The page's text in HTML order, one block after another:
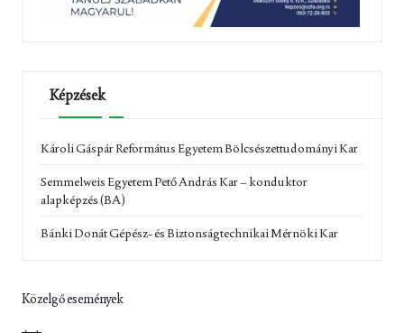
Képzések
Károli Gáspár Református Egyetem Bölcsészettudományi Kar
Semmelweis Egyetem Pető András Kar – konduktor
alapképzés (BA)
Bánki Donát Gépész- és Biztonságtechnikai Mérnöki Kar
Közelgő események